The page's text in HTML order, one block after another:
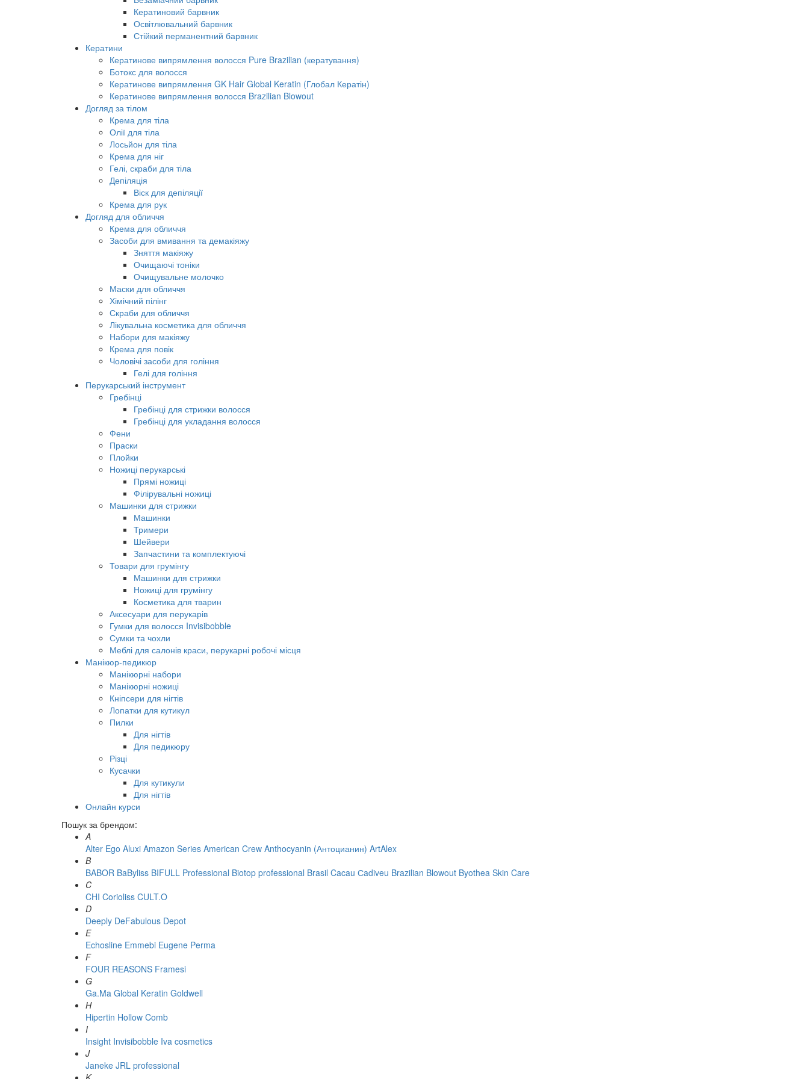
Кератиновий барвник
Освітлювальний барвник
Стійкий перманентний барвник
Кератини
Кератинове випрямлення волосся Pure Brazilian (кератування)
Ботокс для волосся
Кератинове випрямлення GK Hair Global Keratin (Глобал Кератін)
Кератинове випрямлення волосся Brazilian Blowout
Догляд за тілом
Крема для тіла
Олії для тіла
Лосьйон для тіла
Крема для ніг
Гелі, скраби для тіла
Депіляція
Віск для депіляції
Крема для рук
Догляд для обличчя
Крема для обличчя
Засоби для вмивання та демакіяжу
Зняття макіяжу
Очищаючі тоніки
Очищувальне молочко
Маски для обличчя
Хімічний пілінг
Скраби для обличчя
Лікувальна косметика для обличчя
Набори для макіяжу
Крема для повік
Чоловічі засоби для гоління
Гелі для гоління
Перукарський інструмент
Гребінці
Гребінці для стрижки волосся
Гребінці для укладання волосся
Фени
Праски
Плойки
Ножиці перукарські
Прямі ножиці
Філірувальні ножиці
Машинки для стрижки
Машинки
Тримери
Шейвери
Запчастини та комплектуючі
Товари для грумінгу
Машинки для стрижки
Ножиці для грумінгу
Косметика для тварин
Аксесуари для перукарів
Гумки для волосся Invisibobble
Сумки та чохли
Меблі для салонів краси, перукарні робочі місця
Манікюр-педикюр
Манікюрні набори
Манікюрні ножиці
Кніпсери для нігтів
Лопатки для кутикул
Пилки
Для нігтів
Для педикюру
Різці
Кусачки
Для кутикули
Для нігтів
Онлайн курси
Пошук за брендом:
A
Alter Ego Aluxi Amazon Series American Crew Anthocyanin (Антоцианин) ArtAlex
B
BABOR BaByliss BIFULL Professional Biotop professional Brasil Cacau Сadiveu Brazilian Blowout Byothea Skin Care
C
CHI Corioliss CULT.O
D
Deeply DeFabulous Depot
E
Echosline Emmebi Eugene Perma
F
FOUR REASONS Framesi
G
Ga.Ma Global Keratin Goldwell
H
Hipertin Hollow Comb
I
Insight Invisibobble Iva cosmetics
J
Janeke JRL professional